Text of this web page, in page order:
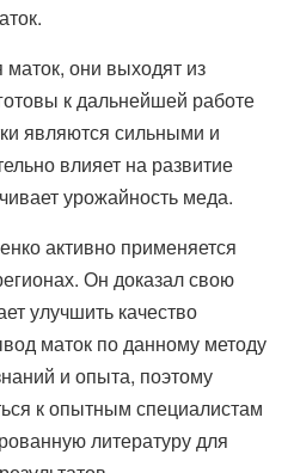
они выходят из
к дальнейшей работе
являются сильными и
влияет на развитие
урожайность меда.
активно применяется
Он доказал свою
улучшить качество
маток по данному методу
и опыта, поэтому
к опытным специалистам
литературу для